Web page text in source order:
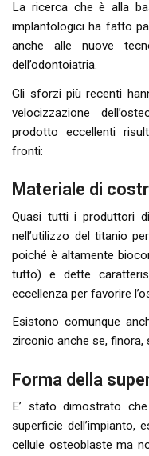
La ricerca che è alla
implantologici ha fatto
anche alle nuove
dell’odontoiatria.
Gli sforzi più recenti
velocizzazione
prodotto eccellenti
fronti:
Materiale di
Quasi tutti i produttori
nell’utilizzo del titanio
poiché è altamente
tutto) e dette
eccellenza per favorire
Esistono comunque
zirconio anche se,
Forma della
E’ stato dimostrato che
superficie dell’impianto,
cellule osteoblaste ma